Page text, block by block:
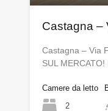
Castagna –
Castagna – Via
SUL MERCATO!
Camere da letto
2